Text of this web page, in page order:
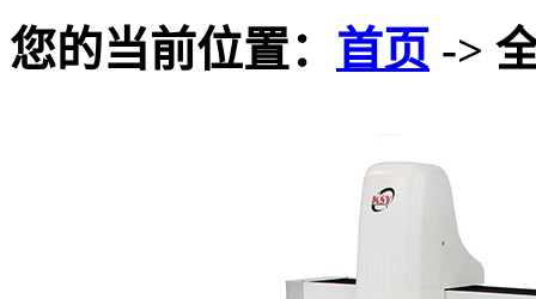
您的当前位置： 首页 ->